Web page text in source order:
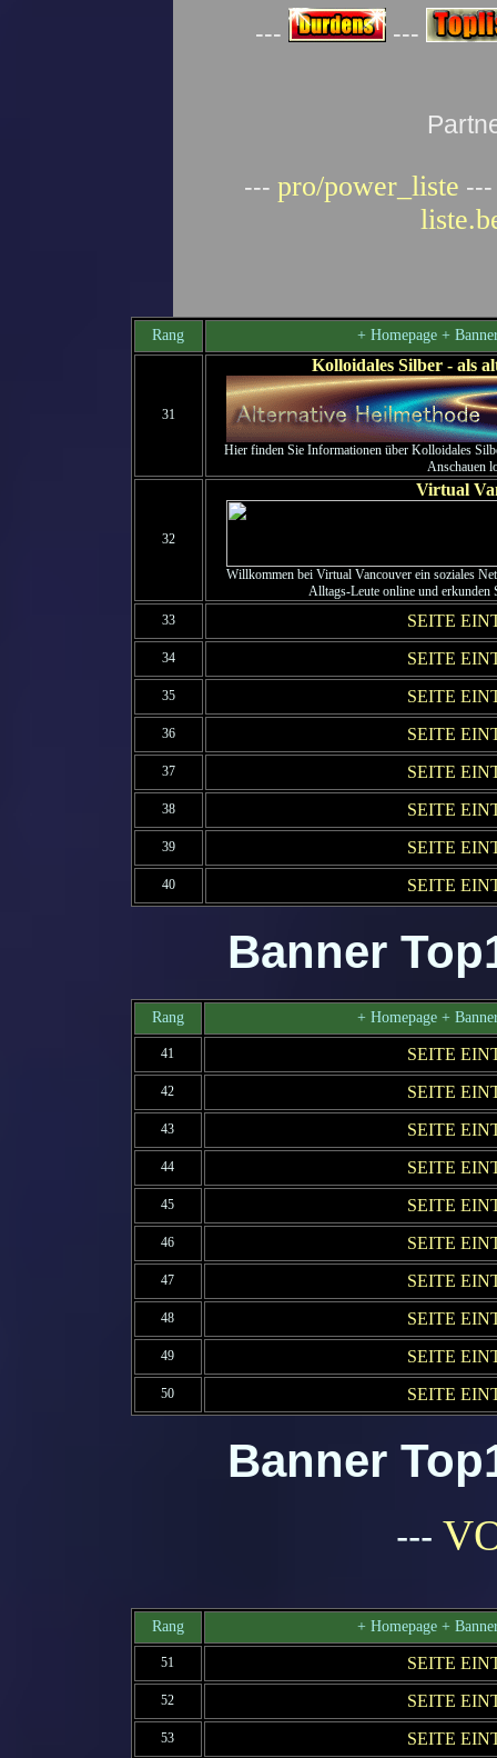
--- ---
--- pro/power_liste
Rang + Homepage +
31
Kolloidales Silber - als
Hier finden Sie Informationen über Kolloidales
Anschauen
32
Virtual
Willkommen bei Virtual Vancouver ein soziales
Alltags-Leute online und erkunden
33
SEITE
34 SEITE
35 SEITE
36 SEITE
37 SEITE
38 SEITE
39 SEITE
40 SEITE
Banner
Rang + Homepage +
41 SEITE
42 SEITE
43 SEITE
44 SEITE
45 SEITE
46 SEITE
47 SEITE
48 SEITE
49 SEITE
50 SEITE
Banner
---
Rang + Homepage +
51 SEITE
52 SEITE
53 SEITE